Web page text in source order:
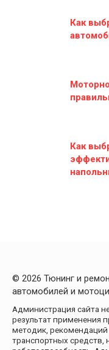
Как
Как
© 2026 Тюнинг и
автомобилей и
Администрация сайта
результат применения
методик,
транспортных средств,